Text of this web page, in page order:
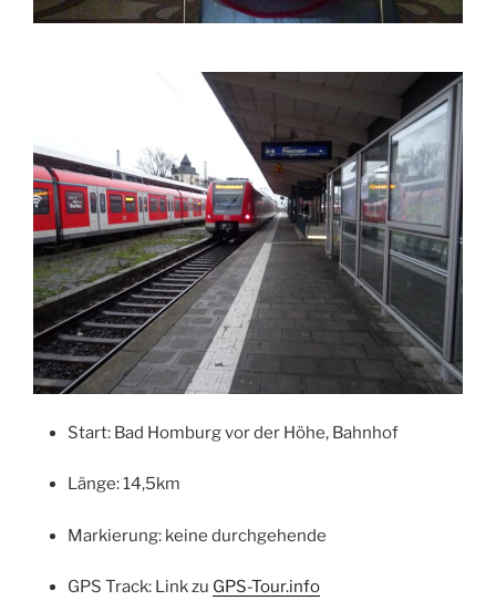
Start: Bad Homburg vor der Höhe, Bahnhof
Länge: 14,5km
Markierung: keine durchgehende
GPS Track: Link zu GPS-Tour.info